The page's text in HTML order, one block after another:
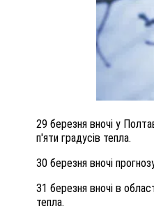
29 березня вночі у
п'яти градусів тепла.
30 березня вночі
31 березня вночі в
тепла.
ПОЛІЦІЯ
ЛЮДМИЛУ
26 листопада 2025